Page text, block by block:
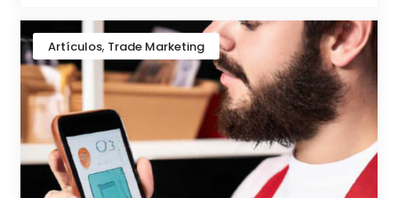
Artículos, Trade Marketing